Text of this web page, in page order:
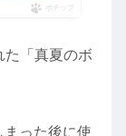
ポチップ
た「真夏のボ
った後に使